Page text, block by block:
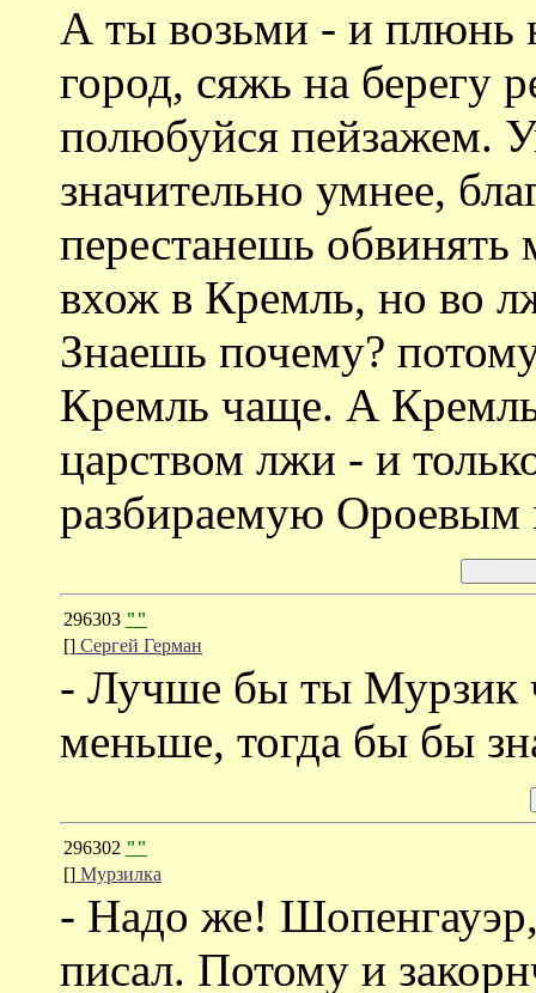
А ты возьми - и плюнь
город, сяжь на берегу
полюбуйся пейзажем.
значительно умнее,
перестанешь
вхож в Кремль, но во
Знаешь почему?
Кремль чаще. А Кремль
царством лжи - и
разбираемую Ороевым
296303 ""
[] Сергей Герман
- Лучше бы ты Мурзик
меньше, тогда бы бы
296302 ""
[] Мурзилка
- Надо же! Шопенгауэр,
писал. Потому и